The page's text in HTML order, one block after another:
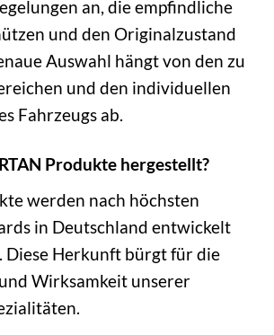
an, die empfindliche
und den Originalzustand
Auswahl hängt von den zu
und den individuellen
Fahrzeugs ab.
Produkte hergestellt?
werden nach höchsten
in Deutschland entwickelt
Diese Herkunft bürgt für die
Wirksamkeit unserer